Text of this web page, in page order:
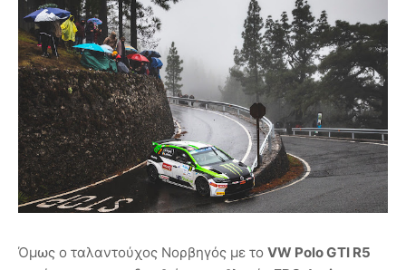
Όμως ο ταλαντούχος Νορβηγός με το VW Polo GTI R5